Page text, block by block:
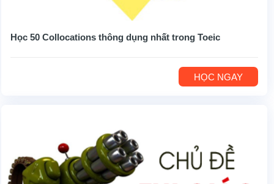
Học 50 Collocations thông dụng nhất trong Toeic
HỌC NGAY